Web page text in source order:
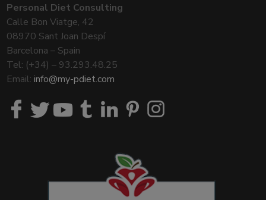
Personal Diet Consulting
Calle Bon Viatge, 42
08970 Sant Joan Despí
Barcelona – Spain
Tel: (+34) – 93.293.48.25
Email:info@my-pdiet.com